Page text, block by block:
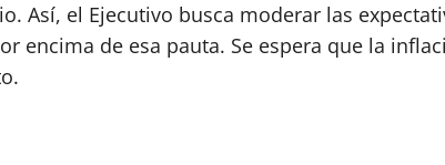
Así, el Ejecutivo busca moderar las
encima de esa pauta. Se espera que la